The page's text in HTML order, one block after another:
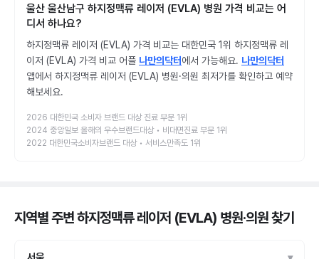
울산 울산남구 하지정맥류 레이저 (EVLA) 병원 가격 비교는 어
디서 하나요?
하지정맥류 레이저 (EVLA) 가격 비교는 대한민국 1위 하지정맥류 레
이저 (EVLA) 가격 비교 어플 나만의닥터에서 가능해요. 나만의닥터
앱에서 하지정맥류 레이저 (EVLA) 병원·의원 최저가를 확인하고 예약
해보세요.
2026 대한민국 소비자 브랜드 대상 진료 부문 1위
2024 중앙일보 올해의 우수브랜드대상 • 비대면진료 부문 1위
2022 대한민국소비자브랜드 대상 • 서비스만족도 1위
지역별 주변 하지정맥류 레이저 (EVLA) 병원·의원찾기